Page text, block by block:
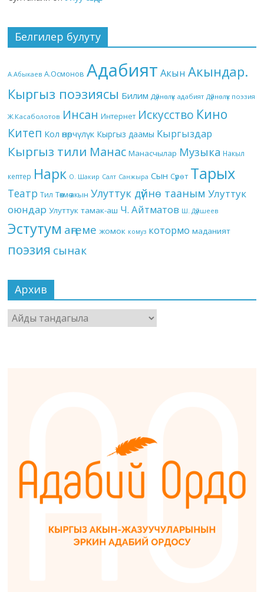
Белгилер булуту
А.Абыкаев А.Осмонов Адабият Акын Акындар.
Кыргыз поэзиясы Билим Дүйнөлүк адабият Дүйнөлүк поэзия
Ж.Касаболотов Инсан Интернет Искусство Кино
Китеп Кол өнөрчүлүк Кыргыз даамы Кыргыздар
Кыргыз тили Манас Манасчылар Музыка Накыл
кептер Нарк О. Шакир Салт Санжыра Сын Сүрөт Тарых
Театр Тил Төкмө акын Улуттук дүйнө тааным Улуттук
оюндар Улуттук тамак-аш Ч. Айтматов Ш. Дүйшеев
Эстутум аңгеме жомок комуз котормо маданият
поэзия сынак
Архив
Архив